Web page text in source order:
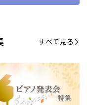
すべて見る